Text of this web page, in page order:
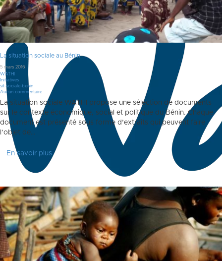
La situation sociale au Bénin
5 mars 2016
WATHI
Initiatives
sit-sociale-benin
Aucun commentaire
La situation sociale WATHI propose une sélection de documents
sur le contexte économique, social et politique du Bénin. Chaque
document est présenté sous forme d’extraits qui peuvent faire
l’objet de…
En savoir plus